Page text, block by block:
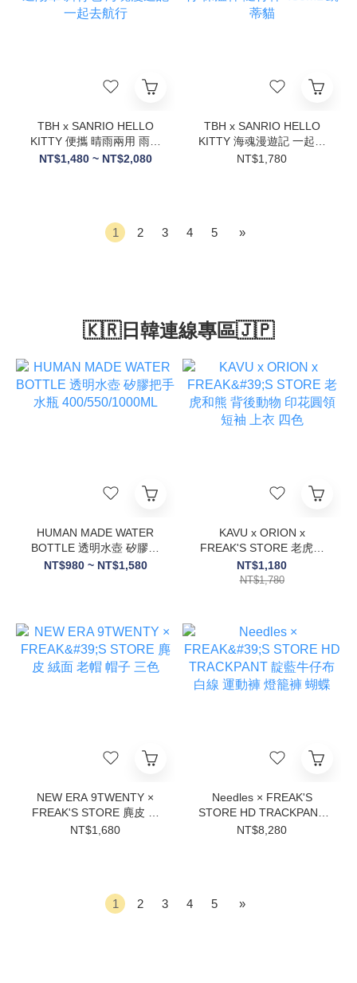
TBH x SANRIO HELLO
KITTY 便攜 晴雨兩用 雨傘
遮陽傘 斜背包 海魂漫遊記
NT$1,480 ~ NT$2,080
TBH x SANRIO HELLO
KITTY 海魂漫遊記 一起去
航行 保溫杯 隨行杯 480ML
NT$1,780
1 2 3 4 5 »
🇰🇷日韓連線專區🇯🇵
HUMAN MADE WATER
BOTTLE 透明水壺 矽膠把
手 水瓶 400/550/1000ML
NT$980 ~ NT$1,580
KAVU x ORION x
FREAK'S STORE 老虎和
熊 背後動物 印花圓領 短袖
上衣 四色
NT$1,180
NT$1,780
NEW ERA 9TWENTY ×
FREAK'S STORE 麂皮 絨
面 老帽 帽子 三色
NT$1,680
Needles × FREAK'S
STORE HD TRACKPANT
靛藍牛仔布 白線 運動褲 燈
NT$8,280
1 2 3 4 5 »